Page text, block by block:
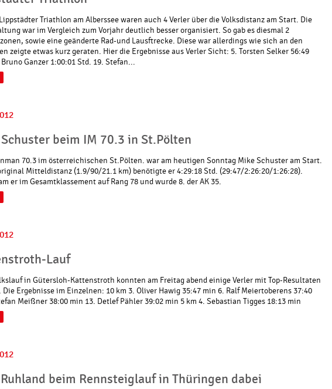
Triathlon am Alberssee waren auch 4 Verler über die Volksdistanz am Start. Die
war im Vergleich zum Vorjahr deutlich besser organisiert. So gab es diesmal 2
sowie eine geänderte Rad-und Lausftrecke. Diese war allerdings wie sich an den
zeigte etwas kurz geraten. Hier die Ergebnisse aus Verler Sicht: 5. Torsten Selker 56:49
Ganzer 1:00:01 Std. 19. Stefan...
beim IM 70.3 in St.Pölten
70.3 im österreichischen St.Pölten. war am heutigen Sonntag Mike Schuster am Start.
Mitteldistanz (1.9/90/21.1 km) benötigte er 4:29:18 Std. (29:47/2:26:20/1:26:28).
er im Gesamtklassement auf Rang 78 und wurde 8. der AK 35.
Lauf
in Gütersloh-Kattenstroth konnten am Freitag abend einige Verler mit Top-Resultaten
Die Ergebnisse im Einzelnen: 10 km 3. Oliver Hawig 35:47 min 6. Ralf Meiertoberens 37:40
Meißner 38:00 min 13. Detlef Pähler 39:02 min 5 km 4. Sebastian Tigges 18:13 min
beim Rennsteiglauf in Thüringen dabei